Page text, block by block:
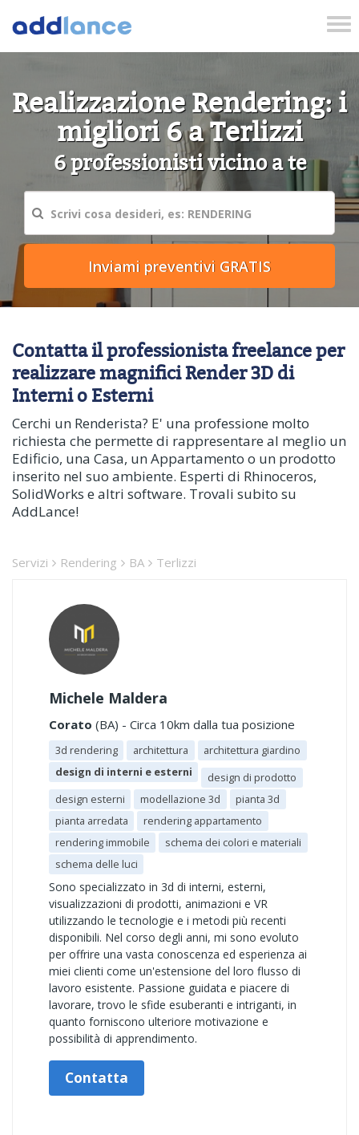
Realizzazione Rendering: i
migliori 6 a Terlizzi
6 professionisti vicino a te
Contatta il professionista freelance per
realizzare magnifici Render 3D di
Interni o Esterni
Cerchi un Renderista? E' una professione molto
richiesta che permette di rappresentare al meglio un
Edificio, una Casa, un Appartamento o un prodotto
inserito nel suo ambiente. Esperti di Rhinoceros,
SolidWorks e altri software. Trovali subito su
AddLance!
Servizi Rendering BA Terlizzi
Michele Maldera
Corato (BA) - Circa 10km dalla tua posizione
3d rendering architettura
architettura giardino
design di interni e esterni
design di prodotto
design esterni
modellazione 3d
pianta 3d
pianta arredata
rendering appartamento
rendering immobile
schema dei colori e materiali
schema delle luci
Sono specializzato in 3d di interni, esterni,
visualizzazioni di prodotti, animazioni e VR
utilizzando le tecnologie e i metodi più recenti
disponibili. Nel corso degli anni, mi sono evoluto
per offrire una vasta conoscenza ed esperienza ai
miei clienti come un'estensione del loro flusso di
lavoro esistente. Passione guidata e piacere di
lavorare, trovo le sfide esuberanti e intriganti, in
quanto forniscono ulteriore motivazione e
possibilità di apprendimento.
Contatta